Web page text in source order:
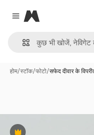
Close menu
Magnific
होम/स्टॉक/फोटो/सफेद दीवार के